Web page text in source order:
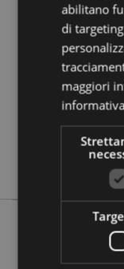
Dettagli del
Informazioni
Aggiuntive
0.070000
No
No
abilitano
di
maggiori